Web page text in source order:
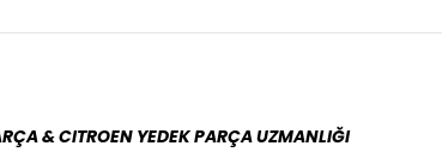
& CITROEN YEDEK PARÇA UZMANLIĞI